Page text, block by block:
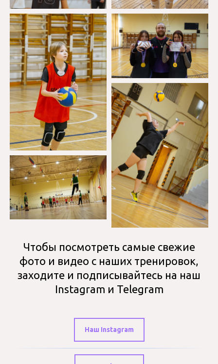
Чтобы посмотреть самые свежие
фото и видео с наших тренировок,
заходите и подписывайтесь на наш
Instagram и Telegram
Наш Instagram